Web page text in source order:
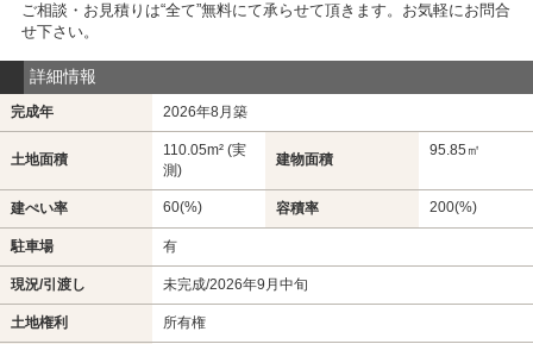
ご相談・お見積りは“全て”無料にて承らせて頂きます。お気軽にお問合
せ下さい。
詳細情報
完成年 2026年8月築
土地面積
110.05m² (実
測)
建物面積
95.85㎡
建ぺい率 60(%) 容積率 200(%)
駐車場 有
現況/引渡し 未完成/2026年9月中旬
土地権利 所有権